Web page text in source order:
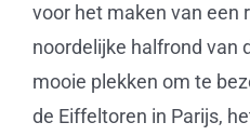
voor het maken van een
noordelijke halfrond van
mooie plekken om te
de Eiffeltoren in Parijs,